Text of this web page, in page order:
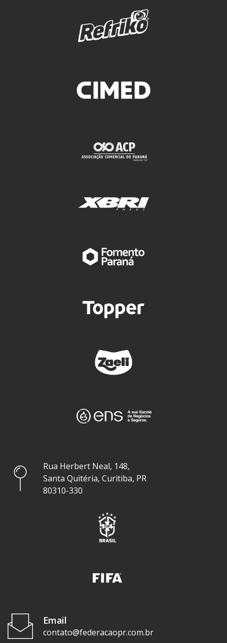
Rua Herbert Neal, 148,
Santa Quitéria, Curitiba, PR
80310-330
Email
contato@federacaopr.com.br